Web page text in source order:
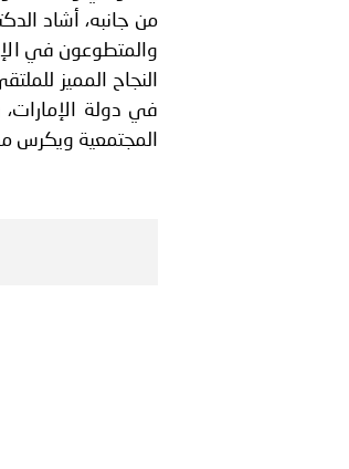
من جانبه، أشاد
والمتطوعون في
النجاح المميز
في دولة الإمارات،
المجتمعية ويكرس